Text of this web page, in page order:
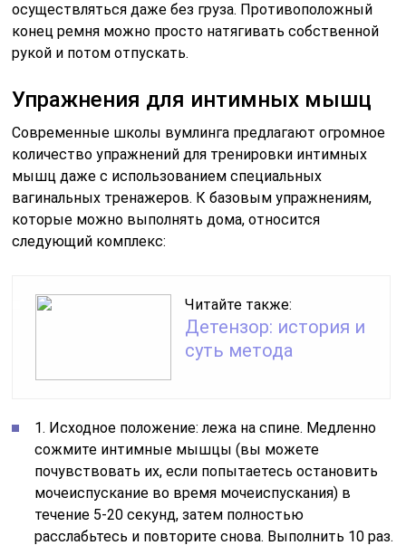
осуществляться даже без груза. Противоположный
конец ремня можно просто натягивать собственной
рукой и потом отпускать.
Упражнения для интимных мышц
Современные школы вумлинга предлагают огромное
количество упражнений для тренировки интимных
мышц даже с использованием специальных
вагинальных тренажеров. К базовым упражнениям,
которые можно выполнять дома, относится
следующий комплекс:
Читайте также:
Детензор: история и
суть метода
1. Исходное положение: лежа на спине. Медленно
сожмите интимные мышцы (вы можете
почувствовать их, если попытаетесь остановить
мочеиспускание во время мочеиспускания) в
течение 5-20 секунд, затем полностью
расслабьтесь и повторите снова. Выполнить 10 раз.